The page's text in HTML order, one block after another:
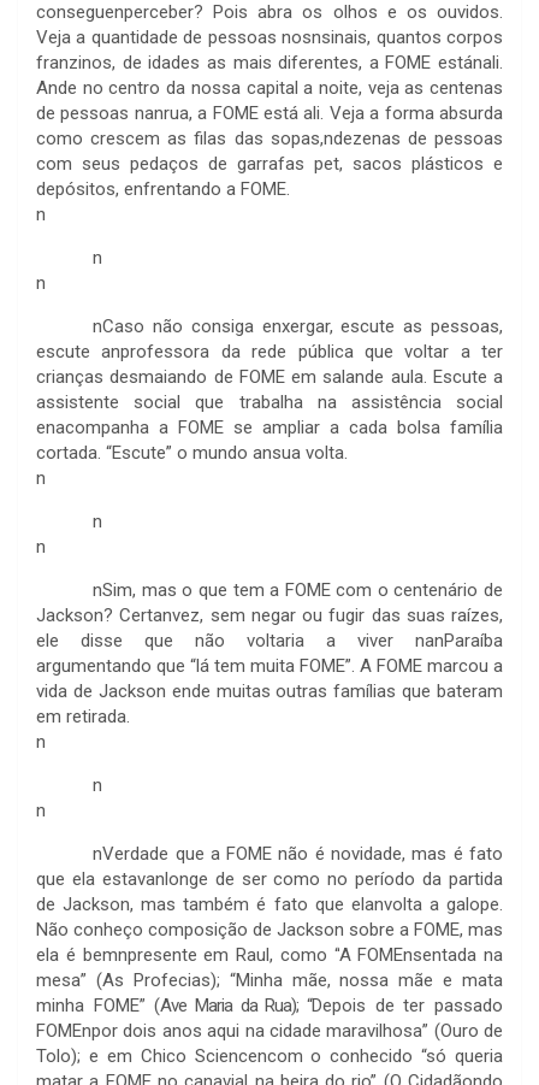
conseguenperceber? Pois abra os olhos e os ouvidos.
Veja a quantidade de pessoas nosnsinais, quantos corpos
franzinos, de idades as mais diferentes, a FOME estánali.
Ande no centro da nossa capital a noite, veja as centenas
de pessoas nanrua, a FOME está ali. Veja a forma absurda
como crescem as filas das sopas,ndezenas de pessoas
com seus pedaços de garrafas pet, sacos plásticos e
depósitos, enfrentando a FOME.
n
n
n
nCaso não consiga enxergar, escute as pessoas,
escute anprofessora da rede pública que voltar a ter
crianças desmaiando de FOME em salande aula. Escute a
assistente social que trabalha na assistência social
enacompanha a FOME se ampliar a cada bolsa família
cortada. “Escute” o mundo ansua volta.
n
n
n
nSim, mas o que tem a FOME com o centenário de
Jackson? Certanvez, sem negar ou fugir das suas raízes,
ele disse que não voltaria a viver nanParaíba
argumentando que “lá tem muita FOME”. A FOME marcou a
vida de Jackson ende muitas outras famílias que bateram
em retirada.
n
n
n
nVerdade que a FOME não é novidade, mas é fato
que ela estavanlonge de ser como no período da partida
de Jackson, mas também é fato que elanvolta a galope.
Não conheço composição de Jackson sobre a FOME, mas
ela é bemnpresente em Raul, como “A FOMEnsentada na
mesa” (As Profecias); “Minha mãe, nossa mãe e mata
minha FOME” (Ave Maria da Rua); “Depois de ter passado
FOMEnpor dois anos aqui na cidade maravilhosa” (Ouro de
Tolo); e em Chico Sciencencom o conhecido “só queria